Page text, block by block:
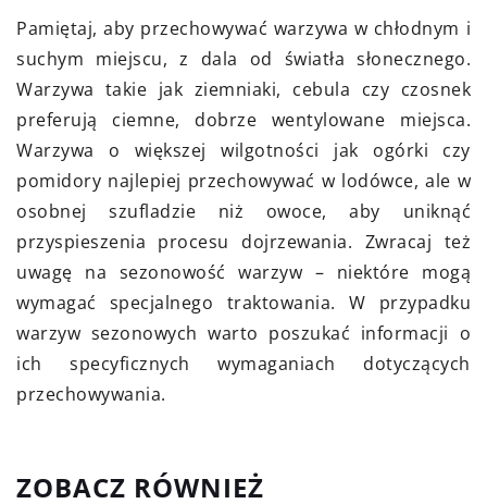
Pamiętaj, aby przechowywać warzywa w chłodnym i
suchym miejscu, z dala od światła słonecznego.
Warzywa takie jak ziemniaki, cebula czy czosnek
preferują ciemne, dobrze wentylowane miejsca.
Warzywa o większej wilgotności jak ogórki czy
pomidory najlepiej przechowywać w lodówce, ale w
osobnej szufladzie niż owoce, aby uniknąć
przyspieszenia procesu dojrzewania. Zwracaj też
uwagę na sezonowość warzyw – niektóre mogą
wymagać specjalnego traktowania. W przypadku
warzyw sezonowych warto poszukać informacji o
ich specyficznych wymaganiach dotyczących
przechowywania.
ZOBACZ RÓWNIEŻ